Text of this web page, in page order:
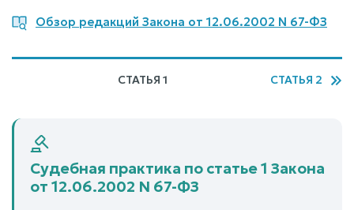
Обзор редакций Закона от 12.06.2002 N 67-ФЗ
СТАТЬЯ 1 СТАТЬЯ 2
Судебная практика по статье 1 Закона
от 12.06.2002 N 67-ФЗ